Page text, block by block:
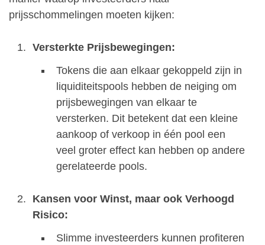
prijsschommelingen moeten kijken:
Versterkte Prijsbewegingen:
Tokens die aan elkaar gekoppeld zijn in
liquiditeitspools hebben de neiging om
prijsbewegingen van elkaar te
versterken. Dit betekent dat een kleine
aankoop of verkoop in één pool een
veel groter effect kan hebben op andere
gerelateerde pools.
Kansen voor Winst, maar ook Verhoogd
Risico:
Slimme investeerders kunnen profiteren